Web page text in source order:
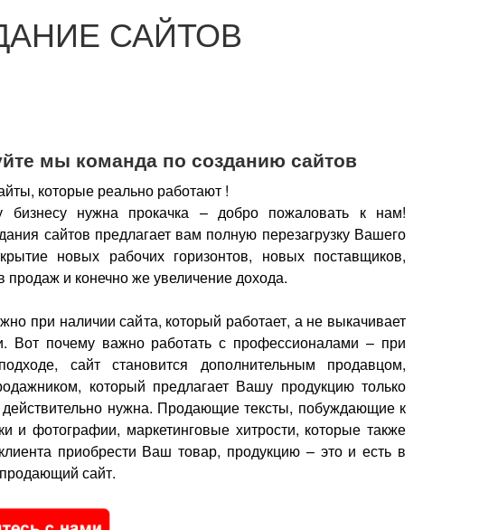
САЙТОВ
мы команда по созданию сайтов
которые реально работают !
нужна прокачка – добро пожаловать к нам!
сайтов предлагает вам полную перезагрузку Вашего
новых рабочих горизонтов, новых поставщиков,
продаж и конечно же увеличение дохода.
при наличии сайта, который работает, а не выкачивает
Вот почему важно работать с профессионалами – при
сайт становится дополнительным продавцом,
который предлагает Вашу продукцию только
нужна. Продающие тексты, побуждающие к
и фотографии, маркетинговые хитрости, которые также
приобрести Ваш товар, продукцию – это и есть в
сайт.